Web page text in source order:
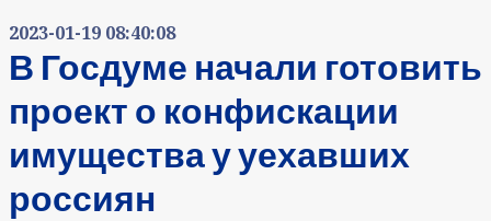
2023-01-19 08:40:08
В Госдуме начали готовить
проект о конфискации
имущества у уехавших
россиян